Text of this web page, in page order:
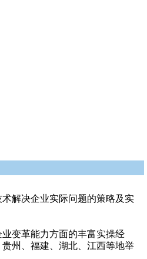
解决企业实际问题的策略及实
变革能力方面的丰富实操经
州、福建、湖北、江西等地举